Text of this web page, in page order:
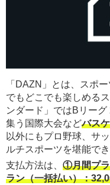
「DAZN」とは、スポ
でもどこでも楽しめる
ンダード」ではBリー
集う国際大会などバス
以外にもプロ野球、サ
ルチスポーツを堪能でき
支払方法は、 ①月間プラ
ラン（一括払い）：